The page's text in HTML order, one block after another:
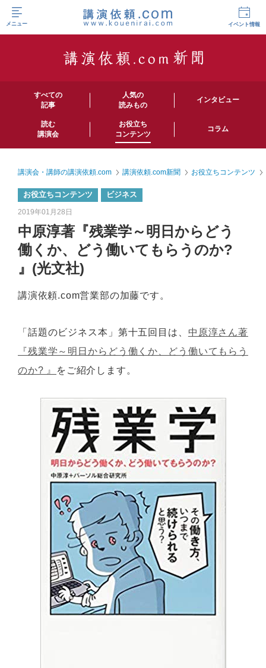
メニュー イベント情報
すべての
記事
人気の
読みもの
インタビュー
読む
講演会
お役立ち
コンテンツ
コラム
講演会・講師の講演依頼.com 講演依頼.com新聞 お役立ちコンテンツ
お役立ちコンテンツ ビジネス
2019年01月28日
中原淳著『残業学～明日からどう
働くか、どう働いてもらうのか?
』(光文社)
講演依頼.com営業部の加藤です。
「話題のビジネス本」第十五回目は、 中原淳さん著
『残業学～明日からどう働くか、どう働いてもらう
のか? 』
をご紹介します。